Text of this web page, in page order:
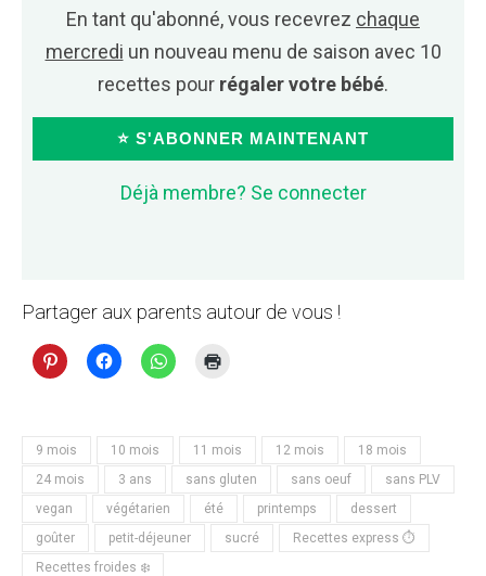
En tant qu'abonné, vous recevrez chaque
mercredi un nouveau menu de saison avec 10
recettes pour régaler votre bébé.
⭐ S'ABONNER MAINTENANT
Déjà membre? Se connecter
Partager aux parents autour de vous !
9 mois 10 mois 11 mois 12 mois
18 mois
24 mois
3 ans sans gluten sans oeuf
sans PLV
vegan
végétarien été printemps
dessert
goûter
petit-déjeuner sucré
Recettes express ⏱
Recettes froides ❄️